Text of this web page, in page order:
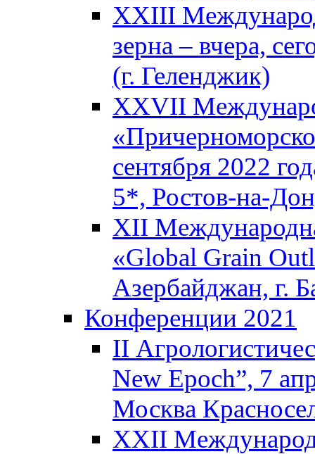
XXIII
зерна – вчера,
(г. Геленджик)
XXVII
сентября 2022
5*, Ростов-на-
XII
«Global Grain
Азербайджан, г.
Конференции 2021
II
New Epoch”, 7
Москва
XXII